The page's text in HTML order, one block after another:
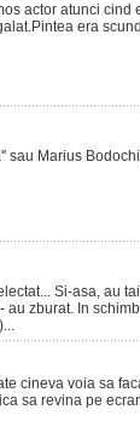
actor atunci cind
era
sau Marius
Si-asa, au
au zburat. In
cineva voia sa
sa revina pe